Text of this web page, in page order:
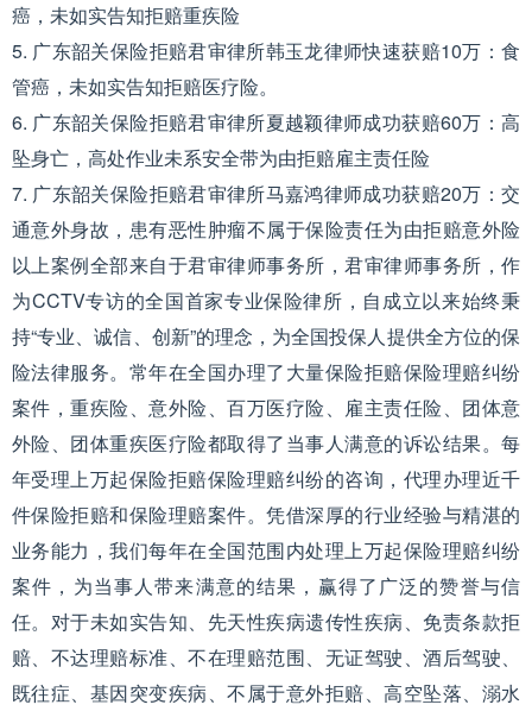
癌，未如实告知拒赔重疾险
5. 广东韶关保险拒赔君审律所韩玉龙律师快速获赔10万：食
管癌，未如实告知拒赔医疗险。
6. 广东韶关保险拒赔君审律所夏越颖律师成功获赔60万：高
坠身亡，高处作业未系安全带为由拒赔雇主责任险
7. 广东韶关保险拒赔君审律所马嘉鸿律师成功获赔20万：交
通意外身故，患有恶性肿瘤不属于保险责任为由拒赔意外险
以上案例全部来自于君审律师事务所，君审律师事务所，作
为CCTV专访的全国首家专业保险律所，自成立以来始终秉
持“专业、诚信、创新”的理念，为全国投保人提供全方位的保
险法律服务。常年在全国办理了大量保险拒赔保险理赔纠纷
案件，重疾险、意外险、百万医疗险、雇主责任险、团体意
外险、团体重疾医疗险都取得了当事人满意的诉讼结果。每
年受理上万起保险拒赔保险理赔纠纷的咨询，代理办理近千
件保险拒赔和保险理赔案件。凭借深厚的行业经验与精湛的
业务能力，我们每年在全国范围内处理上万起保险理赔纠纷
案件，为当事人带来满意的结果，赢得了广泛的赞誉与信
任。对于未如实告知、先天性疾病遗传性疾病、免责条款拒
赔、不达理赔标准、不在理赔范围、无证驾驶、酒后驾驶、
既往症、基因突变疾病、不属于意外拒赔、高空坠落、溺水